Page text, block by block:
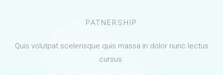
PATNERSHIP
Quis volutpat scelerisque quis massa in dolor nunc lectus
cursus.